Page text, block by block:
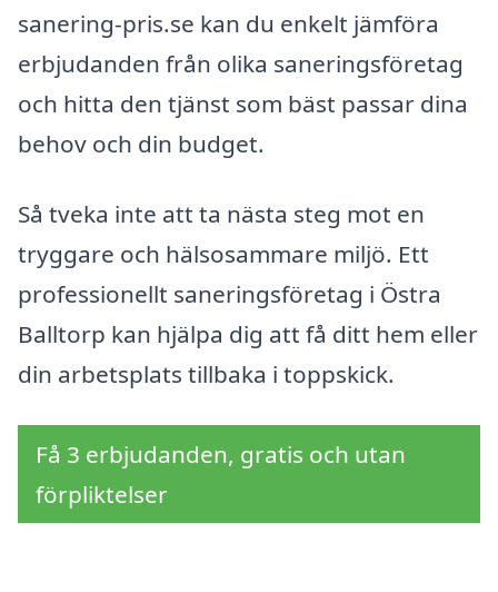
sanering-pris.se kan du enkelt jämföra
erbjudanden från olika saneringsföretag
och hitta den tjänst som bäst passar dina
behov och din budget.
Så tveka inte att ta nästa steg mot en
tryggare och hälsosammare miljö. Ett
professionellt saneringsföretag i Östra
Balltorp kan hjälpa dig att få ditt hem eller
din arbetsplats tillbaka i toppskick.
Få 3 erbjudanden, gratis och utan
förpliktelser